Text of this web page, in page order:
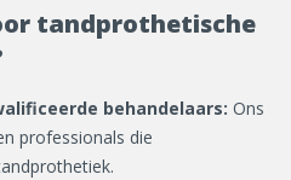
tandprothetische
behandelaars: Ons
professionals die